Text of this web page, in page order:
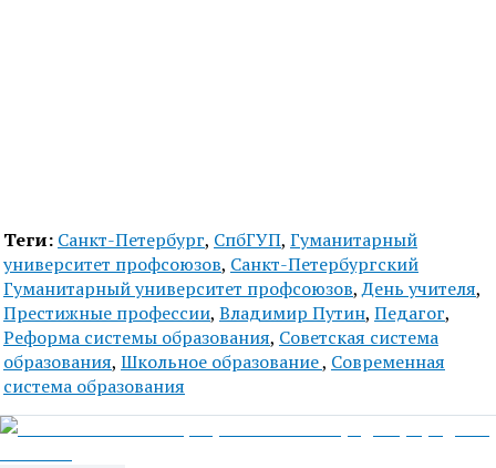
Теги: Санкт-Петербург, СпбГУП, Гуманитарный
университет профсоюзов, Санкт-Петербургский
Гуманитарный университет профсоюзов,День учителя,
Престижные профессии, Владимир Путин, Педагог,
Реформа системы образования, Советская система
образования, Школьное образование, Современная
система образования